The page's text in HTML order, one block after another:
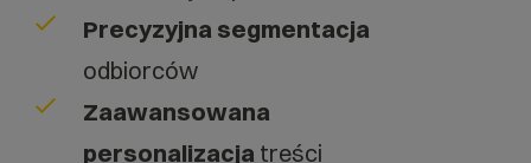
Precyzyjna segmentacja
odbiorców
Zaawansowana
personalizacja treści